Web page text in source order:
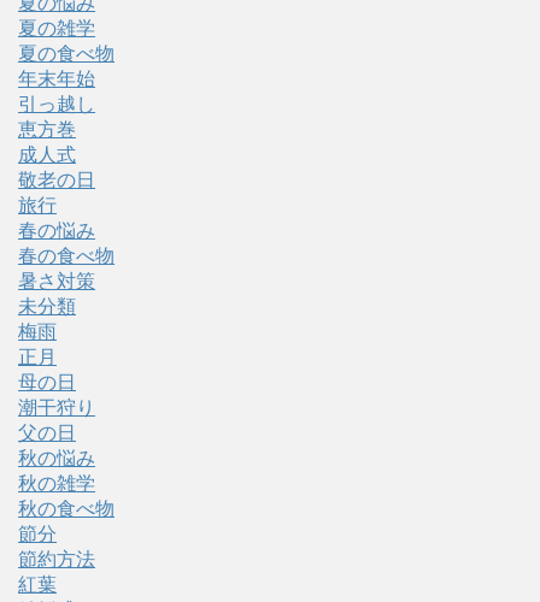
夏の雑学
夏の食べ物
年末年始
引っ越し
恵方巻
成人式
敬老の日
旅行
春の悩み
春の食べ物
暑さ対策
未分類
梅雨
正月
母の日
潮干狩り
父の日
秋の悩み
秋の雑学
秋の食べ物
節分
節約方法
紅葉